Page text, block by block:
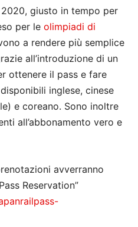
giusto in tempo per
per le olimpiadi di
a rendere più semplice
all’introduzione di un
ottenere il pass e fare
inglese, cinese
e coreano. Sono inoltre
all’abbonamento vero e
avverranno
Reservation”